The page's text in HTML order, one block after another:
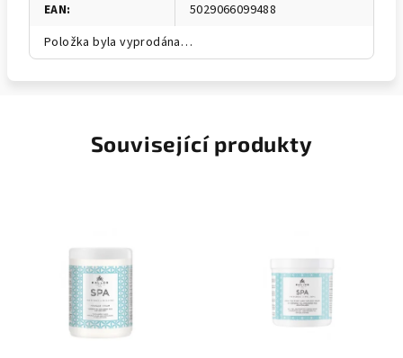
EAN:
5029066099488
Položka byla vyprodána…
Související produkty